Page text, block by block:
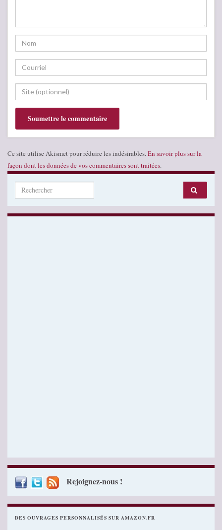
Ce site utilise Akismet pour réduire les indésirables. En savoir plus sur la
façon dont les données de vos commentaires sont traitées.
Search for:
Rejoignez-nous !
DES OUVRAGES PERSONNALISÉS SUR AMAZON.FR